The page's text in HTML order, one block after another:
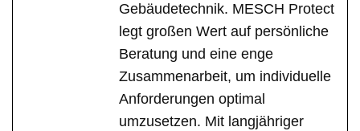
Gebäudetechnik. MESCH Protect
legt großen Wert auf persönliche
Beratung und eine enge
Zusammenarbeit, um individuelle
Anforderungen optimal
umzusetzen. Mit langjähriger